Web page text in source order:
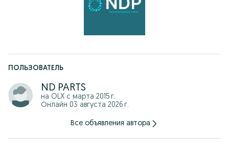
-Отправляем по КЗ, стоимость рассчитывается
г. Астана пр. Кабанбай Батыра, 58Б, ЖК "Экспо Бульвар
ПОЛЬЗОВАТЕЛЬ
ND PARTS
на OLX с марта 2015 г.
Онлайн 03 августа 2026 г.
Все объявления автора